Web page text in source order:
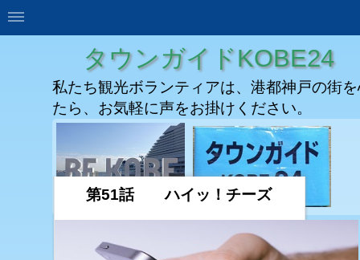
タウンガイドKOBE24
私たち観光ボランティアは、港都神戸の街
たら、お気軽に声をお掛けください。
第51話 ハイッ！チーズ